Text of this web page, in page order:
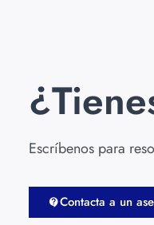
Escríbenos para
Contacta a un